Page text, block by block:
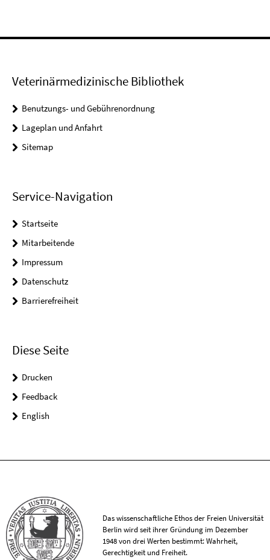
Veterinärmedizinische Bibliothek
Benutzungs- und Gebührenordnung
Lageplan und Anfahrt
Sitemap
Service-Navigation
Startseite
Mitarbeitende
Impressum
Datenschutz
Barrierefreiheit
Diese Seite
Drucken
Feedback
English
Das wissenschaftliche Ethos der Freien Universität
Berlin wird seit ihrer Gründung im Dezember
1948 von drei Werten bestimmt: Wahrheit,
Gerechtigkeit und Freiheit.